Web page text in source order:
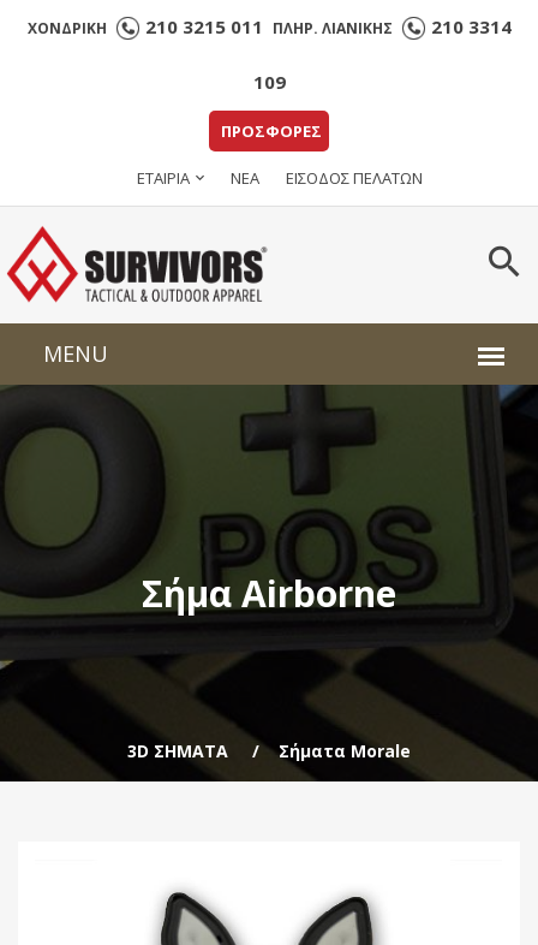
ΧΟΝΔΡΙΚΗ 210 3215 011 ΠΛΗΡ. ΛΙΑΝΙΚΗΣ 210 3314
109
ΠΡΟΣΦΟΡΕΣ
ΕΤΑΙΡΙΑ ΝΕΑ ΕΙΣΟΔΟΣ ΠΕΛΑΤΩΝ
Σήμα Airborne
3D ΣΗΜΑΤΑ Σήματα Morale